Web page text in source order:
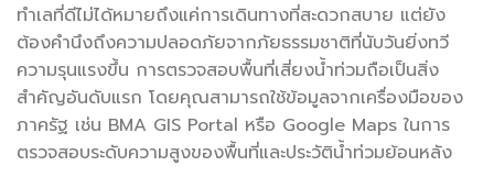
ทำเลที่ดีไม่ได้หมายถึงแค่การเดินทางที่สะดวกสบาย แต่ยัง
ต้องคำนึงถึงความปลอดภัยจากภัยธรรมชาติที่นับวันยิ่งทวี
ความรุนแรงขึ้น การตรวจสอบพื้นที่เสี่ยงน้ำท่วมถือเป็นสิ่ง
สำคัญอันดับแรก โดยคุณสามารถใช้ข้อมูลจากเครื่องมือของ
ภาครัฐ เช่น BMA GIS Portal หรือ Google Maps ในการ
ตรวจสอบระดับความสูงของพื้นที่และประวัติน้ำท่วมย้อนหลัง